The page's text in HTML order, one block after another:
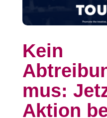
Kein
mus:
Aktion